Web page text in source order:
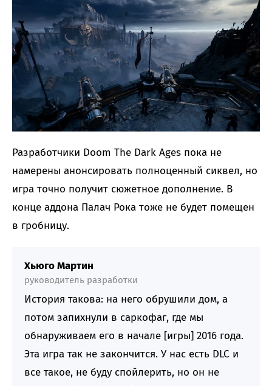
Разработчики Doom The Dark Ages пока не
намерены анонсировать полноценный сиквел, но
игра точно получит сюжетное дополнение. В
конце аддона Палач Рока тоже не будет помещен
в гробницу.
Хьюго Мартин
руководитель разработки
История такова: на него обрушили дом, а
потом запихнули в саркофаг, где мы
обнаруживаем его в начале [игры] 2016 года.
Эта игра так не закончится. У нас есть DLC и
все такое, не буду спойлерить, но он не